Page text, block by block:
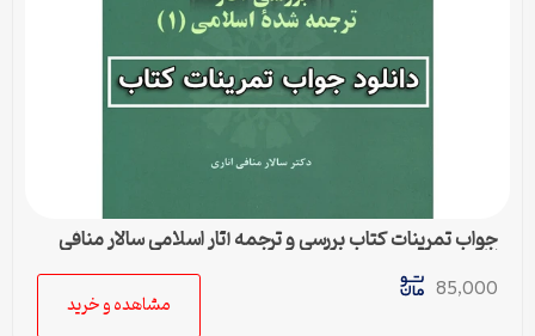
جواب تمرینات کتاب بررسی و ترجمه آثار اسلامی سالار منافی
اناری
85,000
مشاهده و خرید